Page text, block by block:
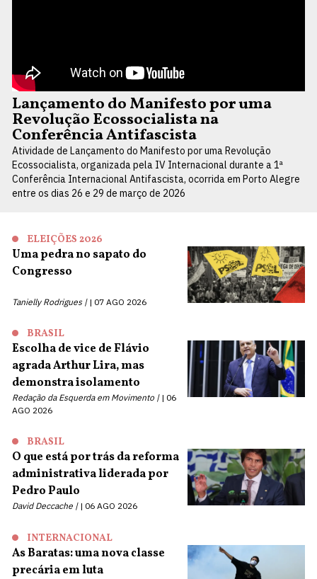
Lançamento do Manifesto por uma
Revolução Ecossocialista na
Conferência Antifascista
Atividade de Lançamento do Manifesto por uma Revolução
Ecossocialista, organizada pela IV Internacional durante a 1ª
Conferência Internacional Antifascista, ocorrida em Porto Alegre
entre os dias 26 e 29 de março de 2026
ELEIÇÕES 2026
Uma pedra no sapato do
Congresso
Tanielly Rodrigues | 07 AGO 2026
BRASIL
Escolha de vice de Flávio
agrada Arthur Lira, mas
demonstra isolamento
Redação da Esquerda em Movimento |
06
AGO 2026
BRASIL
O que está por trás da reforma
administrativa liderada por
Pedro Paulo
David Deccache | 06 AGO 2026
INTERNACIONAL
As Baratas: uma nova classe
precária em luta